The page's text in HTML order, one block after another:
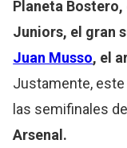
Planeta Bostero,
Juniors, el gran
Juan Musso, el
Justamente,
las semifinales
Arsenal.